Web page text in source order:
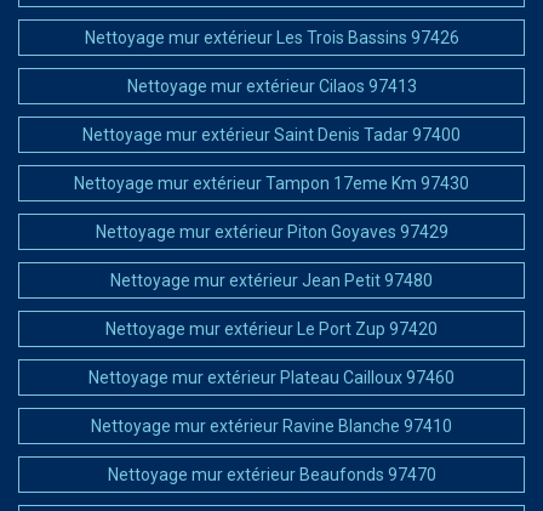
Nettoyage mur extérieur Les Trois Bassins 97426
Nettoyage mur extérieur Cilaos 97413
Nettoyage mur extérieur Saint Denis Tadar 97400
Nettoyage mur extérieur Tampon 17eme Km 97430
Nettoyage mur extérieur Piton Goyaves 97429
Nettoyage mur extérieur Jean Petit 97480
Nettoyage mur extérieur Le Port Zup 97420
Nettoyage mur extérieur Plateau Cailloux 97460
Nettoyage mur extérieur Ravine Blanche 97410
Nettoyage mur extérieur Beaufonds 97470